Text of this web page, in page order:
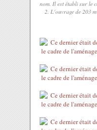
nom. Il est établi sur le
2. L'ouvrage de 203